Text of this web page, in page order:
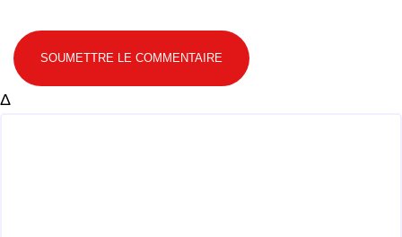
SOUMETTRE LE COMMENTAIRE
Δ